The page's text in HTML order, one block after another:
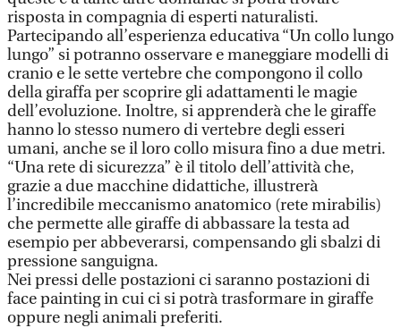
risposta in compagnia di esperti naturalisti.
Partecipando all’esperienza educativa “Un collo lungo
lungo” si potranno osservare e maneggiare modelli di
cranio e le sette vertebre che compongono il collo
della giraffa per scoprire gli adattamenti le magie
dell’evoluzione. Inoltre, si apprenderà che le giraffe
hanno lo stesso numero di vertebre degli esseri
umani, anche se il loro collo misura fino a due metri.
“Una rete di sicurezza” è il titolo dell’attività che,
grazie a due macchine didattiche, illustrerà
l’incredibile meccanismo anatomico (rete mirabilis)
che permette alle giraffe di abbassare la testa ad
esempio per abbeverarsi, compensando gli sbalzi di
pressione sanguigna.
Nei pressi delle postazioni ci saranno postazioni di
face painting in cui ci si potrà trasformare in giraffe
oppure negli animali preferiti.